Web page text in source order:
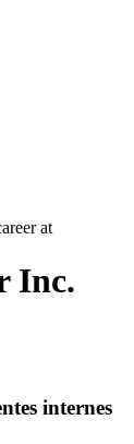
at
Inc.
internes